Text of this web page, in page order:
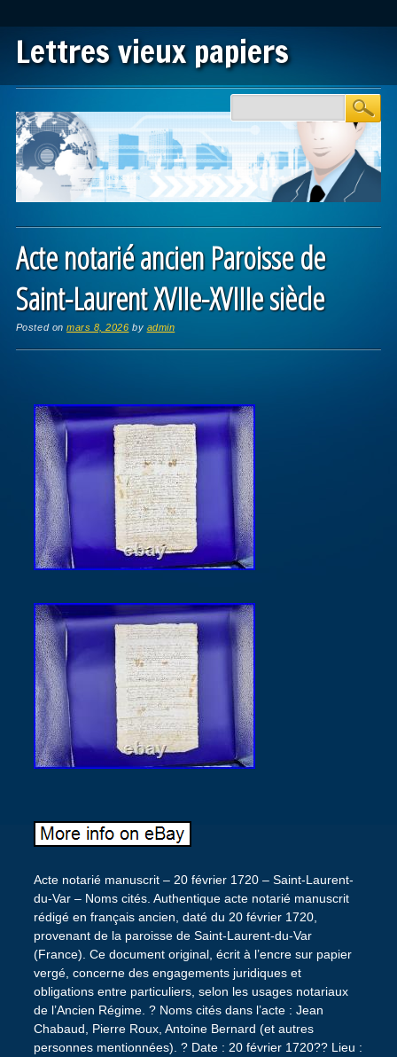
Lettres vieux papiers
Main menu
Acte notarié ancien Paroisse de
Saint-Laurent XVIIe-XVIIIe siècle
Posted onmars 8, 2026 by admin
Acte notarié manuscrit – 20 février 1720 – Saint-Laurent-
du-Var – Noms cités. Authentique acte notarié manuscrit
rédigé en français ancien, daté du 20 février 1720,
provenant de la paroisse de Saint-Laurent-du-Var
(France). Ce document original, écrit à l’encre sur papier
vergé, concerne des engagements juridiques et
obligations entre particuliers, selon les usages notariaux
de l’Ancien Régime. ? Noms cités dans l’acte : Jean
Chabaud, Pierre Roux, Antoine Bernard (et autres
personnes mentionnées). ? Date : 20 février 1720?? Lieu :